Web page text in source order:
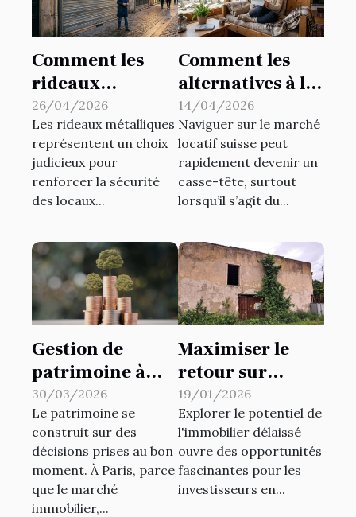
Comment les
rideaux
métalliques
renforcent-ils la
sécurité des
locaux ?
26/04/2026
Les rideaux métalliques
représentent un choix
judicieux pour
renforcer la sécurité
des locaux...
Comment les
alternatives à la
garantie de
loyer
traditionnelle
peuvent
bénéficier aux
Suisse ?
14/04/2026
Naviguer sur le marché
locatif suisse peut
rapidement devenir un
casse-tête, surtout
lorsqu’il s’agit du...
Gestion de
patrimoine à
Paris : il est plus
que jamais
temps de faire
appel à La
Financière du
Patrimoine !
30/03/2026
Le patrimoine se
construit sur des
décisions prises au bon
moment. À Paris, parce
que le marché
immobilier,...
Maximiser le
retour sur
investissement
dans
l'immobilier
délaissé
19/01/2026
Explorer le potentiel de
l'immobilier délaissé
ouvre des opportunités
fascinantes pour les
investisseurs en...